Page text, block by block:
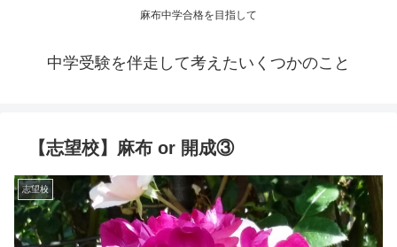
麻布中学合格を目指して
中学受験を伴走して考えたいくつかのこと
【志望校】麻布 or 開成③
志望校